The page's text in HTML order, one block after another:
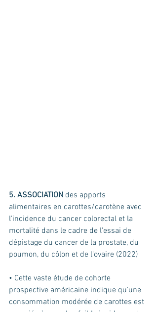
5. ASSOCIATION des apports
alimentaires en carottes/carotène avec
l'incidence du cancer colorectal et la
mortalité dans le cadre de l'essai de
dépistage du cancer de la prostate, du
poumon, du côlon et de l'ovaire (2022)
• Cette vaste étude de cohorte
prospective américaine indique qu'une
consommation modérée de carottes est